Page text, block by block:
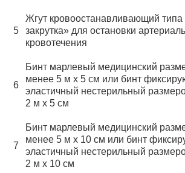
5
Жгут кровоостанавливающий типа
закрутка» для остановки
кровотечения
6
Бинт марлевый медицинский
менее 5 м х 5 см или бинт
эластичный нестерильный
2 м х 5 см
7
Бинт марлевый медицинский
менее 5 м х 10 см или бинт
эластичный нестерильный
2 м х 10 см